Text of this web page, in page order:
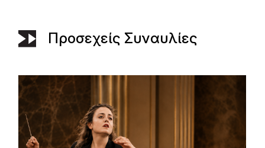
Προσεχείς Συναυλίες